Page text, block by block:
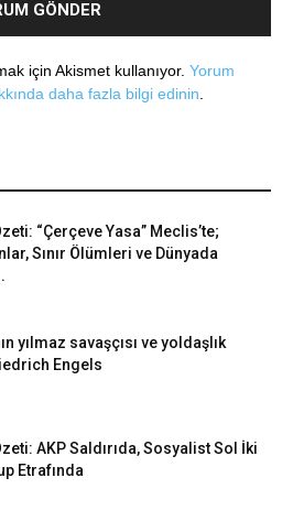
için Akismet kullanıyor. Yorum
daha fazla bilgi edinin
“Çerçeve Yasa” Meclis’te;
Sınır Ölümleri ve Dünyada
yılmaz savaşçısı ve yoldaşlık
Engels
AKP Saldırıda, Sosyalist Sol İki
Etrafında